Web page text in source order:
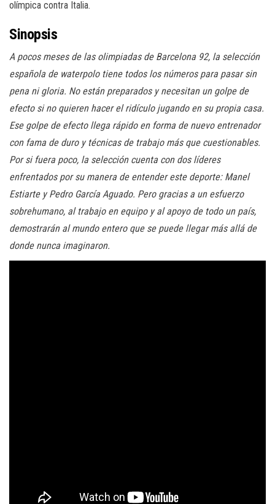
olímpica contra Italia.
Sinopsis
A pocos meses de las olimpiadas de Barcelona 92, la selección
española de waterpolo tiene todos los números para pasar sin
pena ni gloria. No están preparados y necesitan un golpe de
efecto si no quieren hacer el ridículo jugando en su propia casa.
Ese golpe de efecto llega rápido en forma de nuevo entrenador
con fama de duro y técnicas de trabajo más que cuestionables.
Por si fuera poco, la selección cuenta con dos líderes
enfrentados por su manera de entender este deporte: Manel
Estiarte y Pedro García Aguado. Pero gracias a un esfuerzo
sobrehumano, al trabajo en equipo y al apoyo de todo un país,
demostrarán al mundo entero que se puede llegar más allá de
donde nunca imaginaron.